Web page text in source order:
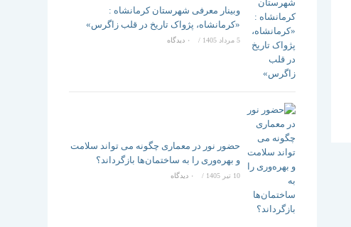
وبینار معرفی شهرستان کرمانشاه :
«کرمانشاه، پژواک تاریخ در قلب زاگرس»
5 مرداد 1405 / ۰ دیدگاه
حضور نور در معماری چگونه می تواند سلامت
و بهره‌وری را به ساختمان‌ها بازگرداند؟
10 تیر 1405 / ۰ دیدگاه